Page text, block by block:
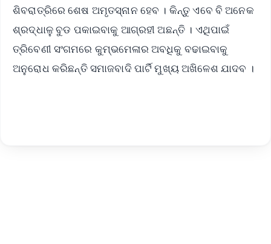
ଶିବରାତ୍ରିରେ ଶେଷ ଅମୃତସ୍ନାନ ହେବ । କିନ୍ତୁ ଏବେ ବି ଅନେକ
ଶ୍ରଦ୍ଧାଳୁ ବୁଡ ପକାଇବାକୁ ଆଗ୍ରହୀ ଅଛନ୍ତି । ଏଥିପାଇଁ
ତ୍ରିବେଣୀ ସଂଗମରେ କୁମ୍ଭମେଳାର ଅବଧିକୁ ବଢାଇବାକୁ
ଅନୁରୋଧ କରିଛନ୍ତି ସମାଜବାଦି ପାର୍ଟି ମୁଖ୍ୟ ଅଖିଳେଶ ଯାଦବ ।